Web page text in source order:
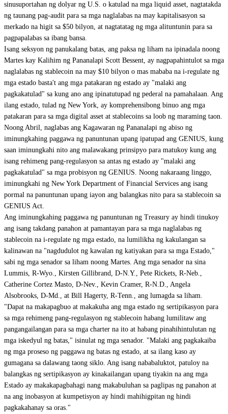
sinusuportahan ng dolyar ng U.S. o katulad na mga liquid asset, nagtatakda
ng taunang pag-audit para sa mga naglalabas na may kapitalisasyon sa
merkado na higit sa $50 bilyon, at nagtatatag ng mga alituntunin para sa
pagpapalabas sa ibang bansa.
Isang seksyon ng panukalang batas, ang paksa ng liham na ipinadala noong
Martes kay Kalihim ng Pananalapi Scott Bessent, ay nagpapahintulot sa mga
naglalabas ng stablecoin na may $10 bilyon o mas mababa na i-regulate ng
mga estado basta't ang mga patakaran ng estado ay "malaki ang
pagkakatulad" sa kung ano ang ipinatutupad ng pederal na pamahalaan. Ang
ilang estado, tulad ng New York, ay komprehensibong binuo ang mga
patakaran para sa mga digital asset at stablecoins sa loob ng maraming taon.
Noong Abril, naglabas ang Kagawaran ng Pananalapi ng abiso ng
iminungkahing paggawa ng panuntunan upang ipatupad ang GENIUS, kung
saan iminungkahi nito ang malawakang prinsipyo para matukoy kung ang
isang rehimeng pang-regulasyon sa antas ng estado ay "malaki ang
pagkakatulad" sa mga probisyon ng GENIUS. Noong nakaraang linggo,
iminungkahi ng New York Department of Financial Services ang isang
pormal na panuntunan upang iayon ang balangkas nito para sa stablecoin sa
GENIUS Act.
Ang iminungkahing paggawa ng panuntunan ng Treasury ay hindi tinukoy
ang isang takdang panahon at pamantayan para sa mga naglalabas ng
stablecoin na i-regulate ng mga estado, na lumilikha ng kakulangan sa
kalinawan na "nagdudulot ng kawalan ng katiyakan para sa mga Estado,"
sabi ng mga senador sa liham noong Martes. Ang mga senador na sina
Lummis, R-Wyo., Kirsten Gillibrand, D-N.Y., Pete Rickets, R-Neb.,
Catherine Cortez Masto, D-Nev., Kevin Cramer, R-N.D., Angela
Alsobrooks, D-Md., at Bill Hagerty, R-Tenn., ang lumagda sa liham.
"Dapat na makapagbuo at makakuha ang mga estado ng sertipikasyon para
sa mga rehimeng pang-regulasyon ng stablecoin habang lumilitaw ang
pangangailangan para sa mga charter na ito at habang pinahihintulutan ng
mga iskedyul ng batas," isinulat ng mga senador. "Malaki ang pagkakaiba
ng mga proseso ng paggawa ng batas ng estado, at sa ilang kaso ay
gumagana sa dalawang taong siklo. Ang isang nababaluktot, patuloy na
balangkas ng sertipikasyon ay kinakailangan upang tiyakin na ang mga
Estado ay makakapagbahagi nang makabuluhan sa paglipas ng panahon at
na ang inobasyon at kumpetisyon ay hindi mahihigpitan ng hindi
pagkakahanay sa oras."